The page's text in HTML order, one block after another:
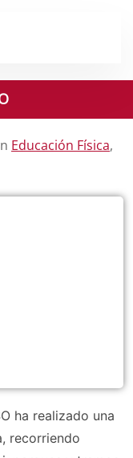
Educación Física,
ha realizado una
recorriendo